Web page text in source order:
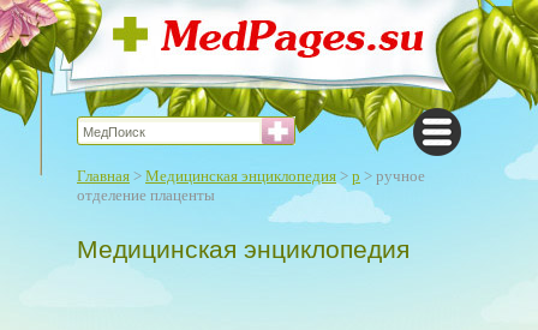
Главная > Медицинская энциклопедия > р > ручное
отделение плаценты
Медицинская энциклопедия